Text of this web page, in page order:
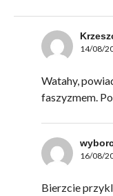
14/08/
Watahy,
faszyzmem.
16/08/
Bierzcie